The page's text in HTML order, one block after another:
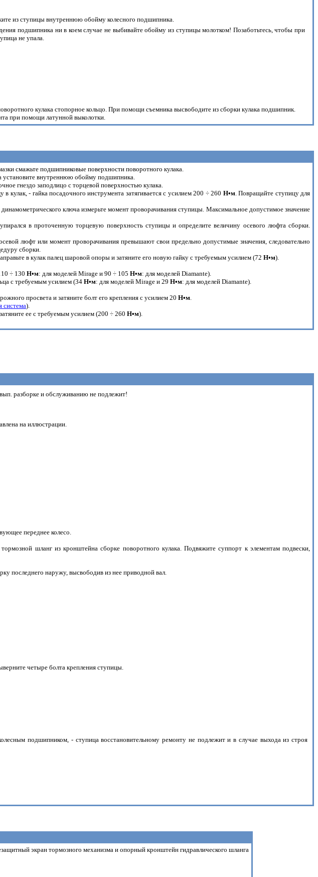
из ступицы внутреннюю обойму колесного подшипника.
подшипника ни в коем случае не выбивайте обойму из ступицы молотком! Позаботьтесь, чтобы при
не упала.
кулака стопорное кольцо. При помощи съемника высвободите из сборки кулака подшипник.
при помощи латунной выколотки.
смажьте подшипниковые поверхности поворотного кулака.
установите внутреннюю обойму подшипника.
гнездо заподлицо с торцевой поверхностью кулака.
- гайка посадочного инструмента затягивается с усилием 200 ÷ 260 H•м. Повращайте ступицу для
ключа измерьте момент проворачивания ступицы. Максимальное допустимое значение
в проточенную торцевую поверхность ступицы и определите величину осевого люфта сборки.
люфт или момент проворачивания превышают свои предельно допустимые значения, следовательно
сборки.
в кулак палец шаровой опоры и затяните его новую гайку с требуемым усилием (72 H•м).
÷ 130 H•м: для моделей Mirage и 90 ÷ 105 H•м: для моделей Diamante).
с требуемым усилием (34 H•м: для моделей Mirage и 29 H•м: для моделей Diamante).
просвета и затяните болт его крепления с усилием 20 H•м.
система).
ее с требуемым усилием (200 ÷ 260 H•м).
разборке и обслуживанию не подлежит!
на иллюстрации.
переднее колесо.
шланг из кронштейна сборке поворотного кулака. Подвяжите суппорт к элементам подвески,
последнего наружу, высвободив из нее приводной вал.
четыре болта крепления ступицы.
подшипником, - ступица восстановительному ремонту не подлежит и в случае выхода из строя
экран тормозного механизма и опорный кронштейн гидравлического шланга